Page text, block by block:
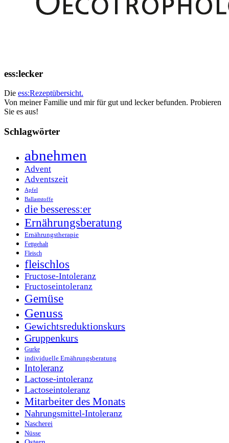
ess:lecker
Die ess:Rezeptübersicht.
Von meiner Familie und mir für gut und lecker befunden. Probieren
Sie es aus!
Schlagwörter
abnehmen
Advent
Adventszeit
Apfel
Ballaststoffe
die besseress:er
Ernährungsberatung
Ernährungstherapie
Fettgehalt
Fleisch
fleischlos
Fructose-Intoleranz
Fructoseintoleranz
Gemüse
Genuss
Gewichtsreduktionskurs
Gruppenkurs
Gurke
individuelle Ernährungsberatung
Intoleranz
Lactose-intoleranz
Lactoseintoleranz
Mitarbeiter des Monats
Nahrungsmittel-Intoleranz
Nascherei
Nüsse